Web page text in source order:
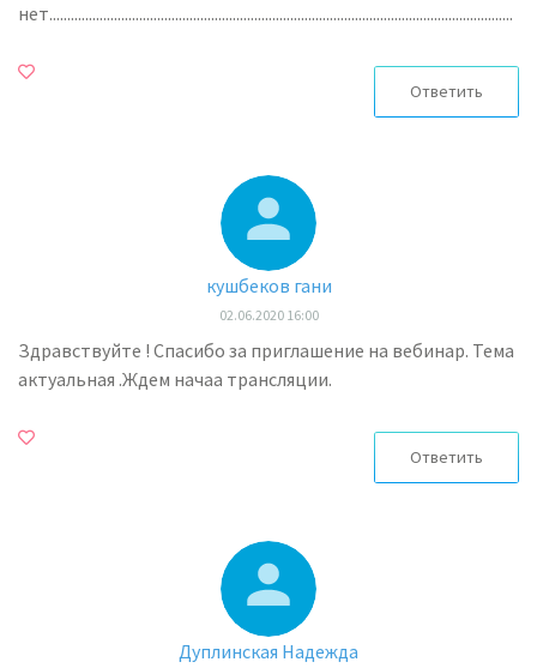
нет.................................................................................................................................
Ответить
кушбеков гани
02.06.2020 16:00
Здравствуйте ! Спасибо за приглашение на вебинар. Тема
актуальная .Ждем начаа трансляции.
Ответить
Дуплинская Надежда